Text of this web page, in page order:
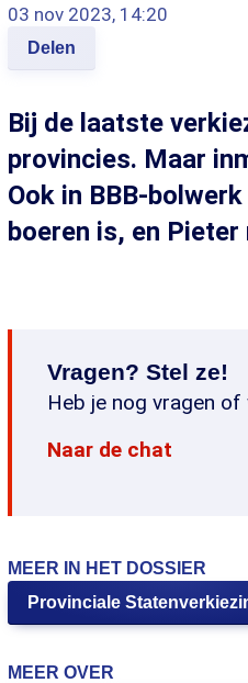
03 nov 2023, 14:20
Delen
Bij de laatste
provincies. Maar
Ook in BBB-
boeren is, en
Vragen? Stel ze!
Heb je nog vragen
Naar de chat
MEER IN HET DOSSIER
Provinciale
MEER OVER